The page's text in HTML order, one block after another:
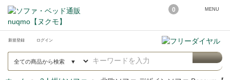
0 MENU
新規登録 ログイン